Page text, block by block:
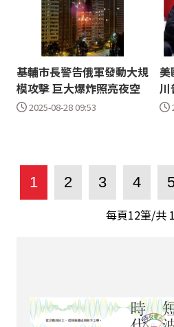
基輔市長警告俄軍發動大規
模攻擊 巨大爆炸照亮夜空
2025-08-28 09:53
美
川
1 2 3 4
每頁12筆/共